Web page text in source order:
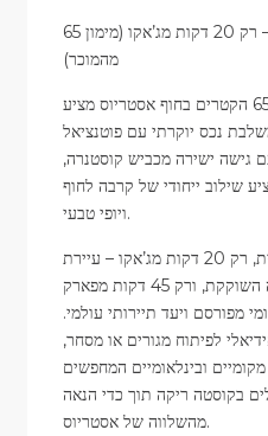
65 הקטר קרקע ליד חוף אסטריוס – רק 20 דקות מג’אקו (מימון
מהמוכר)
מגרש יוצא דופן בשטח 65 הקטרים בחוף אסטריוס מציע
נכס יוקרתי עם פוטנציאל
גישה ישירה מכביש קוסטנרה,
שילוב ייחודי של קרבה לחוף
ויופי טבעי.
המגרש ממוקם בצורה אסטרטגית, רק 20 דקות מג’אקו – עיירת
חוף תוססת הידועה בתיירותה השוקקת, ורק 45 דקות מפארק
מפורסם ויעד תיירותי עולמי.
לפיתוח מגורים או מסחר,
ובינלאומיים המחפשים
בקוסטה ריקה תוך כדי הנאה
מהשלווה של אסטריוס.